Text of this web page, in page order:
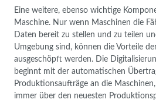
Eine weitere, ebenso wichtige
Maschine. Nur wenn Maschinen die
Daten bereit zu stellen und zu teilen
Umgebung sind, können die Vorteile
ausgeschöpft werden. Die
beginnt mit der automatischen
Produktionsaufträge an die
immer über den neuesten